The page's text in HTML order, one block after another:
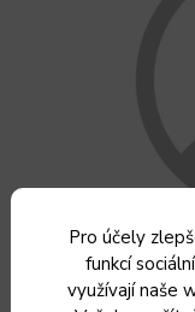
Pro účely
funkcí
využívají naše